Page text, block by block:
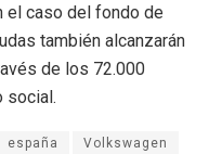
el caso del fondo de
también alcanzarán
de los 72.000
social.
españa Volkswagen